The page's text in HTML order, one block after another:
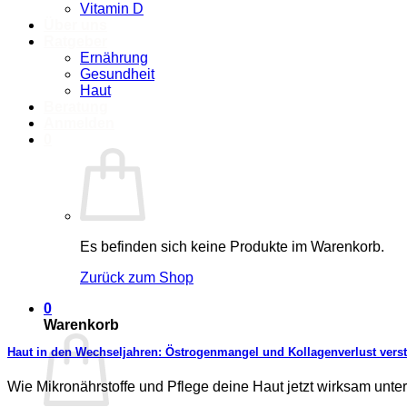
Vitamin D
Ernährung
Gesundheit
Haut
Es befinden sich keine Produkte im Warenkorb.
Zurück zum Shop
0
Warenkorb
Haut in den Wechseljahren: Östrogenmangel und Kollagenverlust
Wie Mikronährstoffe und Pflege deine Haut jetzt wirksam